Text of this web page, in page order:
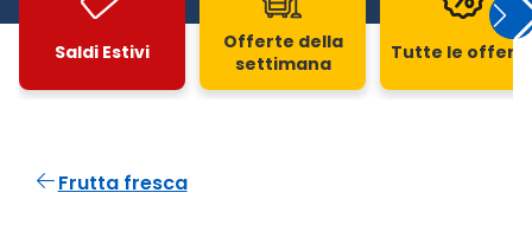
Saldi Estivi
Offerte della
settimana
Tutte le
Frutta fresca